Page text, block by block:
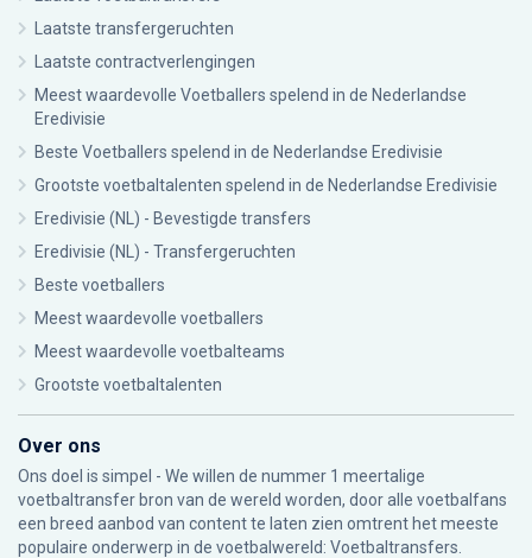
Laatste transfergeruchten
Laatste contractverlengingen
Meest waardevolle Voetballers spelend in de Nederlandse
Eredivisie
Beste Voetballers spelend in de Nederlandse Eredivisie
Grootste voetbaltalenten spelend in de Nederlandse Eredivisie
Eredivisie (NL) - Bevestigde transfers
Eredivisie (NL) - Transfergeruchten
Beste voetballers
Meest waardevolle voetballers
Meest waardevolle voetbalteams
Grootste voetbaltalenten
Over ons
Ons doel is simpel - We willen de nummer 1 meertalige
voetbaltransfer bron van de wereld worden, door alle voetbalfans
een breed aanbod van content te laten zien omtrent het meeste
populaire onderwerp in de voetbalwereld: Voetbaltransfers.